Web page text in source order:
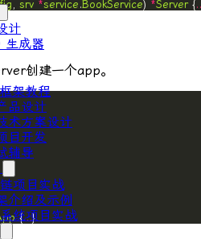
计
⽣成器
架教程
品设计
术方案设计
目开发
辅导
项目实战
介绍及示例
统项目实战
, srv *service .BookService) *Server {
创建一个app。
{...}